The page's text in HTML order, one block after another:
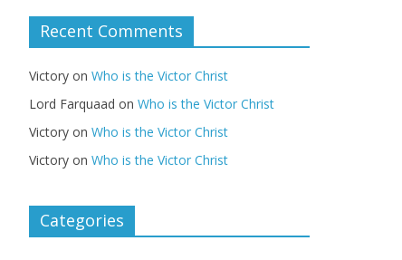
Recent Comments
Victory on Who is the Victor Christ
Lord Farquaad on Who is the Victor Christ
Victory on Who is the Victor Christ
Victory on Who is the Victor Christ
Categories